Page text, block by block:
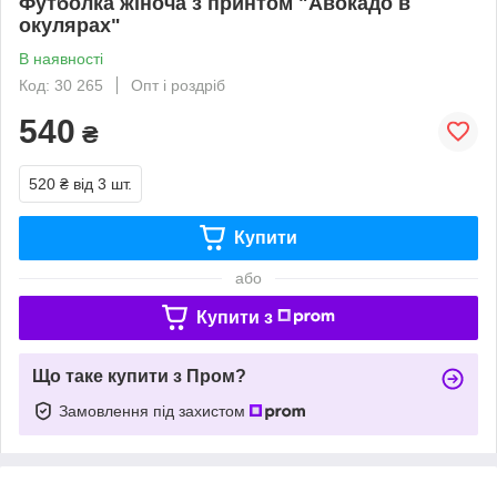
окулярах"
В наявності
Код: 30 265
Опт і роздріб
540 ₴
520 ₴ від 3 шт.
Купити
або
Купити з
Що таке купити з Пром?
Замовлення під захистом